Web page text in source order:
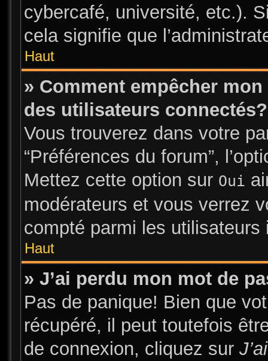
cybercafé, université, etc.).
cela signifie que
Haut
» Comment empêcher
des utilisateurs connectés?
Vous trouverez dans votre
“Préférences du forum”,
Mettez cette option sur Oui
modérateurs et vous verrez
compté parmi les utilisateurs
Haut
» J’ai perdu mon mot de
Pas de panique! Bien que
récupéré, il peut toutefois
de connexion, cliquez sur